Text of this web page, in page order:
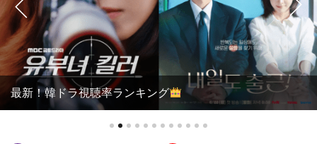
最新！韓ドラ視聴率ランキング